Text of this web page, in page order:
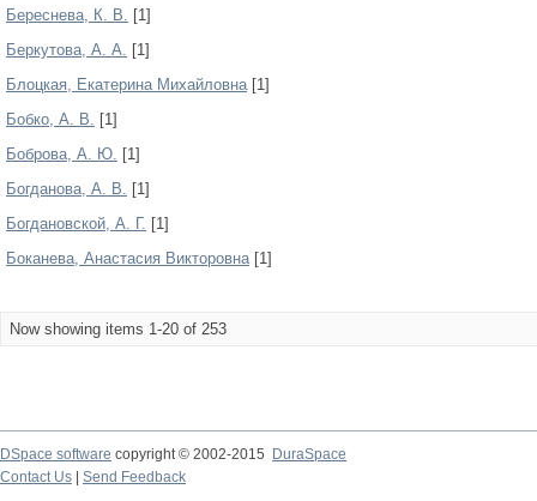
Береснева, К. В. [1]
Беркутова, А. А. [1]
Блоцкая, Екатерина Михайловна[1]
Бобко, А. В. [1]
Боброва, А. Ю. [1]
Богданова, А. В. [1]
Богдановской, А. Г. [1]
Боканева, Анастасия Викторовна[1]
Now showing items 1-20 of 253
DSpace software copyright © 2002-2015
DuraSpace
Contact Us
Send Feedback